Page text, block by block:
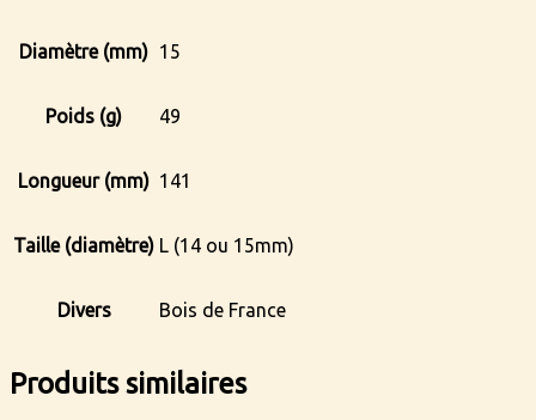
Diamètre (mm) 15
Poids (g) 49
Longueur (mm) 141
Taille (diamètre) L (14 ou 15mm)
Divers Bois de France
Produits similaires